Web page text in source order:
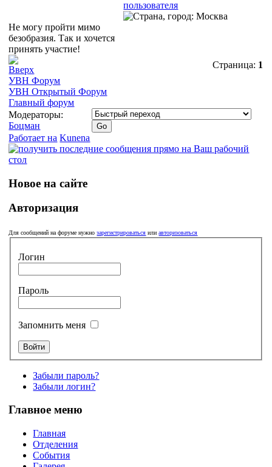
Не могу пройти мимо
безобразия. Так и хочется
принять участие!
Страница: 1
УВН Форум
УВН Открытый Форум
Главный форум
Модераторы:
Боцман
Работает на Kunena
Новое на сайте
Авторизация
Для сообщений на форуме нужнозарегистрироваться илиавторизоваться
Логин
Пароль
Запомнить меня
Забыли пароль?
Забыли логин?
Главное меню
Главная
Отделения
События